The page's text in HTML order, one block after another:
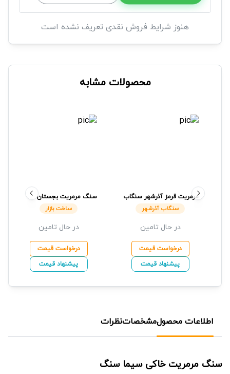
هنوز شرایط فروش نقدی تعریف نشده است
محصولات مشابه
مرمریت قرمز آذرشهر سنگاب
آذرشهر سنگاب آذرشهر
در حال تامین
درخواست قیمت
پیشنهاد قیمت
سنگ مرمریت بجستان
ساخت بازارساخت بازار
در حال تامین
درخواست قیمت
پیشنهاد قیمت
اطلاعات محصولمشخصاتنظرات
سنگ مرمریت خاکی سیما سنگ